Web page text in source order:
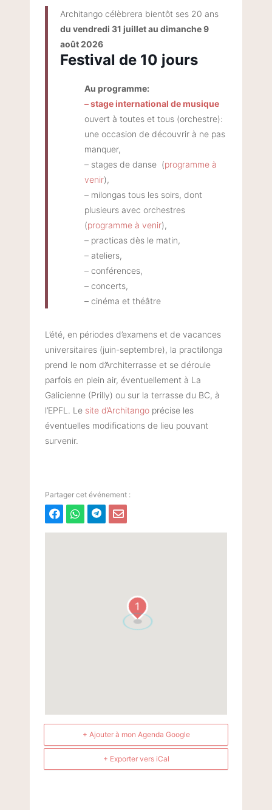
Architango célèbrera bientôt ses 20 ans
du vendredi 31 juillet au dimanche 9
août 2026
Festival de 10 jours
Au programme:
– stage international de musique
ouvert à toutes et tous (orchestre):
une occasion de découvrir à ne pas
manquer,
– stages de danse (programme à
venir),
– milongas tous les soirs, dont
plusieurs avec orchestres
(programme à venir),
– practicas dès le matin,
– ateliers,
– conférences,
– concerts,
– cinéma et théâtre
L’été, en périodes d’examens et de vacances
universitaires (juin-septembre), la practilonga
prend le nom d’Architerrasse et se déroule
parfois en plein air, éventuellement à La
Galicienne (Prilly) ou sur la terrasse du BC, à
l’EPFL. Le site d’Architango précise les
éventuelles modifications de lieu pouvant
survenir.
1
+ Ajouter à mon Agenda Google
+ Exporter vers iCal